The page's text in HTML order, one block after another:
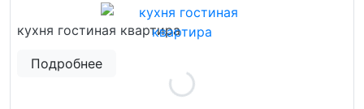
кухня гостиная квартира
Подробнее